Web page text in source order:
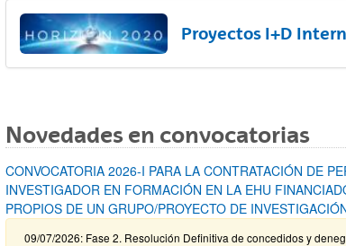
Proyectos I+D
Novedades en convocatorias
CONVOCATORIA 2026-I PARA LA CONTRATACIÓN DE
INVESTIGADOR EN FORMACIÓN EN LA EHU
PROPIOS DE UN GRUPO/PROYECTO DE
09/07/2026: Fase 2. Resolución Definitiva de concedidos y